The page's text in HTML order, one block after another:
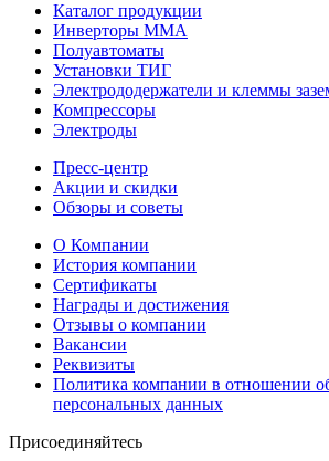
Каталог продукции
Инверторы ММА
Полуавтоматы
Установки ТИГ
Электрододержатели и клеммы
Компрессоры
Электроды
Пресс-центр
Акции и скидки
Обзоры и советы
О Компании
История компании
Сертификаты
Награды и достижения
Отзывы о компании
Вакансии
Реквизиты
Политика компании в отношении
персональных данных
Присоединяйтесь